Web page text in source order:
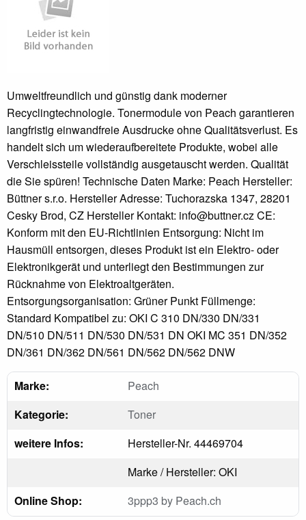
Umweltfreundlich und günstig dank moderner
Recyclingtechnologie. Tonermodule von Peach garantieren
langfristig einwandfreie Ausdrucke ohne Qualitätsverlust. Es
handelt sich um wiederaufbereitete Produkte, wobei alle
Verschleissteile vollständig ausgetauscht werden. Qualität
die Sie spüren! Technische Daten Marke: Peach Hersteller:
Büttner s.r.o. Hersteller Adresse: Tuchorazska 1347, 28201
Cesky Brod, CZ Hersteller Kontakt: info@buttner.cz CE:
Konform mit den EU-Richtlinien Entsorgung: Nicht im
Hausmüll entsorgen, dieses Produkt ist ein Elektro- oder
Elektronikgerät und unterliegt den Bestimmungen zur
Rücknahme von Elektroaltgeräten.
Entsorgungsorganisation: Grüner Punkt Füllmenge:
Standard Kompatibel zu: OKI C 310 DN/330 DN/331
DN/510 DN/511 DN/530 DN/531 DN OKI MC 351 DN/352
DN/361 DN/362 DN/561 DN/562 DN/562 DNW
Marke:
Peach
Kategorie:
Toner
weitere Infos:
Hersteller-Nr. 44469704
Marke / Hersteller: OKI
Online Shop:
3ppp3 by Peach.ch